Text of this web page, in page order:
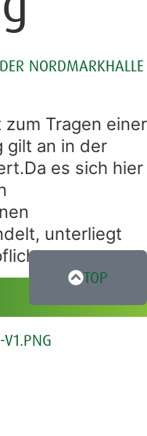
NORDMARKHALLE
Tragen einer
gilt an in der
es sich hier
unterliegt
TOP